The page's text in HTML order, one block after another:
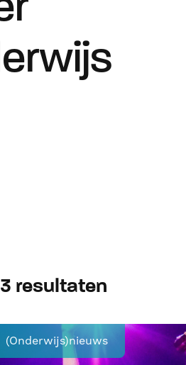
resultaten
(Onderwijs)nieuws